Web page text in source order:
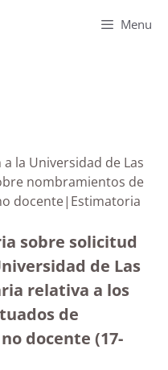
Menu
la Universidad de Las
nombramientos de
docente|Estimatoria
sobre solicitud
de Las
relativa a los
de
docente (17-